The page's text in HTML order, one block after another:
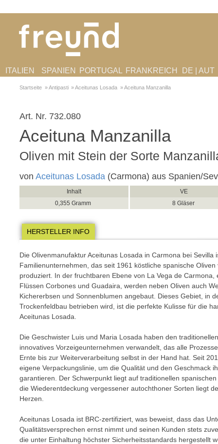
ITALIEN SPANIEN PORTUGAL FRANKREICH DE | AUT
Startseite »Antipasti »Aceitunas Losada »Aceituna Manzanilla
Art. Nr. 732.080
Aceituna Manzanilla
Oliven mit Stein der Sorte
von Aceitunas Losada (Carmona) aus Spanien/
Inhalt
VE
0,355 Gramm
8 Gläser
HERSTELLER INFO
Die Olivenmanufaktur Aceitunas Losada in Carmona bei Sevilla
Familienunternehmen, das seit 1961 köstliche spanische
produziert. In der fruchtbaren Ebene von La Vega de Carmona,
Flüssen Corbones und Guadaira, werden neben Oliven auch
Kichererbsen und Sonnenblumen angebaut. Dieses Gebiet, in
Trockenfeldbau betrieben wird, ist die perfekte Kulisse für die
Aceitunas Losada.
Die Geschwister Luis und Maria Losada haben den
innovatives Vorzeigeunternehmen verwandelt, das alle
Ernte bis zur Weiterverarbeitung selbst in der Hand hat. Seit
eigene Verpackungslinie, um die Qualität und den Geschmack
garantieren. Der Schwerpunkt liegt auf traditionellen
die Wiederentdeckung vergessener autochthoner Sorten liegt
Herzen.
Aceitunas Losada ist BRC-zertifiziert, was beweist, dass das
Qualitätsversprechen ernst nimmt und seinen Kunden stets
die unter Einhaltung höchster Sicherheitsstandards hergestellt